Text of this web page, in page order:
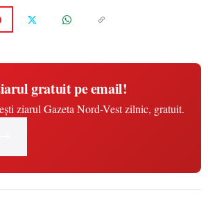
gratuit pe email!
ziarul Gazeta Nord-Vest zilnic, gratuit.